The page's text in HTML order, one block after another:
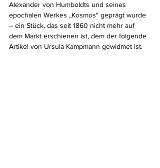
Alexander von Humboldts und seines
epochalen Werkes „Kosmos" geprägt wurde
– ein Stück, das seit 1860 nicht mehr auf
dem Markt erschienen ist, dem der folgende
Artikel von Ursula Kampmann gewidmet ist.